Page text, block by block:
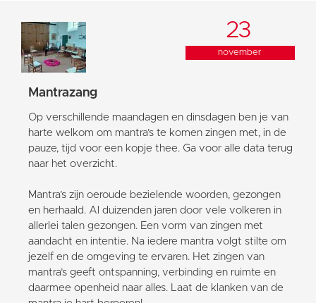
23
november
Mantrazang
Op verschillende maandagen en dinsdagen ben je van
harte welkom om mantra’s te komen zingen met, in de
pauze, tijd voor een kopje thee. Ga voor alle data terug
naar het overzicht.
Mantra’s zijn oeroude bezielende woorden, gezongen
en herhaald. Al duizenden jaren door vele volkeren in
allerlei talen gezongen. Een vorm van zingen met
aandacht en intentie. Na iedere mantra volgt stilte om
jezelf en de omgeving te ervaren. Het zingen van
mantra’s geeft ontspanning, verbinding en ruimte en
daarmee openheid naar alles. Laat de klanken van de